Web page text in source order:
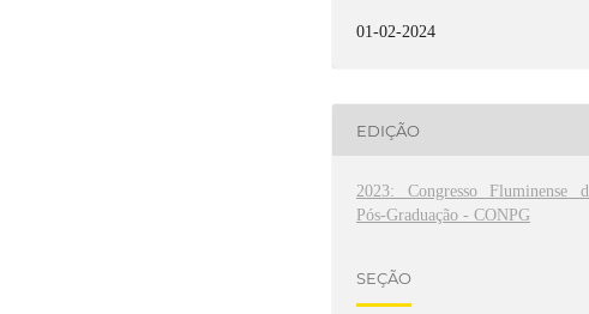
01-02-2024
EDIÇÃO
2023: Congresso Fluminense
Pós-Graduação - CONPG
SEÇÃO